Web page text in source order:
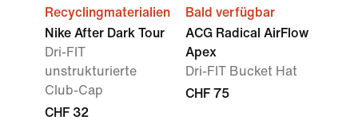
Recyclingmaterialien
Nike After Dark Tour
Dri-FIT
unstrukturierte
Club-Cap
CHF 32
Bald verfügbar
ACG Radical AirFlow
Apex
Dri-FIT Bucket Hat
CHF 75